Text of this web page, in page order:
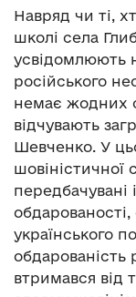
Навряд чи ті,
школі села
усвідомлюють
російського
немає жодних
відчувають
Шевченко. У
шовіністичної
передбачувані
українського
обдарованість
втримався від